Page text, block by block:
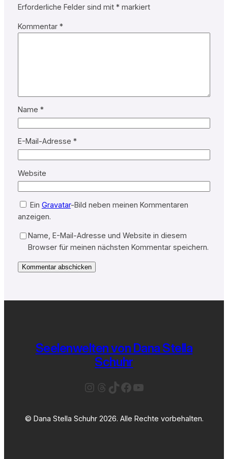
Erforderliche Felder sind mit *markiert
Kommentar *
Name *
E-Mail-Adresse *
Website
Ein Gravatar-Bild neben meinen Kommentaren
anzeigen.
Name, E-Mail-Adresse und Website in diesem
Browser für meinen nächsten Kommentar speichern.
Seelenwelten von Dana Stella
Schuhr
Instagram
Threads
TikTok
Facebook
YouTube
© Dana Stella Schuhr 2026. Alle Rechte vorbehalten.